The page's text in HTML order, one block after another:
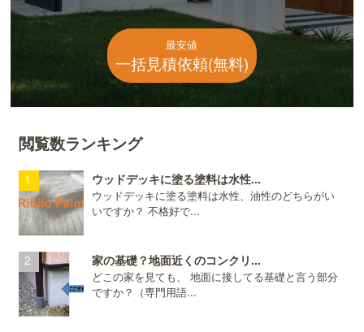
最安値
一括見積依頼(無料)
閲覧数ランキング
ウッドデッキに塗る塗料は水性...
ウッドデッキに塗る塗料は水性、油性のどちらがい
いですか？ 不格好で...
家の基礎？地面近くのコンクリ...
どこの家を見ても、 地面に接してる基礎と言う部分
ですか？（専門用語...